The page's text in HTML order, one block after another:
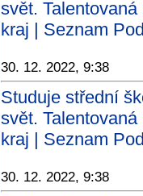
svět.
kraj | Seznam
30. 12. 2022, 9:38
Studuje střední
svět.
kraj | Seznam
30. 12. 2022, 9:38